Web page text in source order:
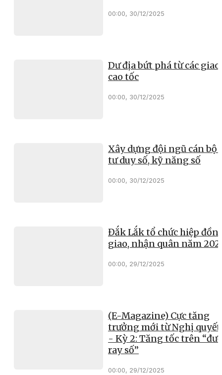
00:00, 30/12/2025
Dư địa bứt phá từ các
cao tốc
00:00, 30/12/2025
Xây dựng đội ngũ cán bộ
tư duy số, kỹ năng số
00:00, 30/12/2025
Đắk Lắk tổ chức hiệp
giao, nhận quân năm
00:00, 29/12/2025
(E-Magazine) Cực tăng
trưởng mới từ Nghị quyết
- Kỳ 2: Tăng tốc trên
ray số”
00:00, 29/12/2025